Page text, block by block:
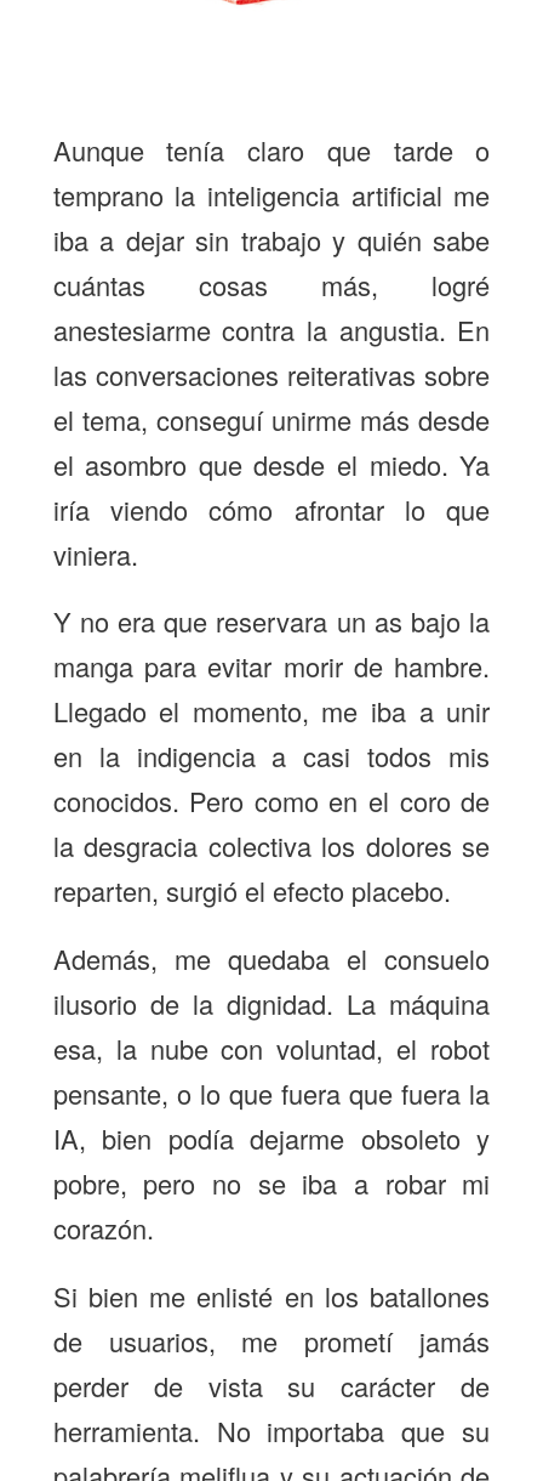
Aunque tenía claro que tarde o
temprano la inteligencia artificial me
iba a dejar sin trabajo y quién sabe
cuántas cosas más, logré
anestesiarme contra la angustia. En
las conversaciones reiterativas sobre
el tema, conseguí unirme más desde
el asombro que desde el miedo. Ya
iría viendo cómo afrontar lo que
viniera.
Y no era que reservara un as bajo la
manga para evitar morir de hambre.
Llegado el momento, me iba a unir
en la indigencia a casi todos mis
conocidos. Pero como en el coro de
la desgracia colectiva los dolores se
reparten, surgió el efecto placebo.
Además, me quedaba el consuelo
ilusorio de la dignidad. La máquina
esa, la nube con voluntad, el robot
pensante, o lo que fuera que fuera la
IA, bien podía dejarme obsoleto y
pobre, pero no se iba a robar mi
corazón.
Si bien me enlisté en los batallones
de usuarios, me prometí jamás
perder de vista su carácter de
herramienta. No importaba que su